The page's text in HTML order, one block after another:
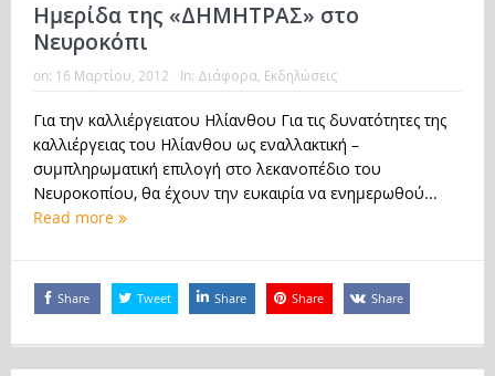
Ηµερίδα της «ΔΗΜΗΤΡΑΣ» στο
Νευροκόπι
on: 16 Μαρτίου, 2012 In: Διάφορα, Εκδηλώσεις
Για την καλλιέργειατου Ηλίανθου Για τις δυνατότητες της
καλλιέργειας του Ηλίανθου ως εναλλακτική –
συµπληρωµατική επιλογή στο λεκανοπέδιο του
Νευροκοπίου, θα έχουν την ευκαιρία να ενηµερωθού...
Read more
Share Tweet Share Share Share